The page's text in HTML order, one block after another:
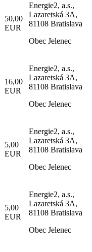
50,00
EUR
Energie2, a.s.,
Lazaretská 3A,
81108 Bratislava
Obec Jelenec
16,00
EUR
Energie2, a.s.,
Lazaretská 3A,
81108 Bratislava
Obec Jelenec
5,00
EUR
Energie2, a.s.,
Lazaretská 3A,
81108 Bratislava
Obec Jelenec
5,00
EUR
Energie2, a.s.,
Lazaretská 3A,
81108 Bratislava
Obec Jelenec